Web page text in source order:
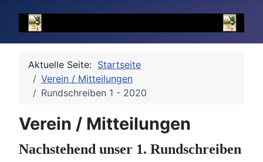
Aktuelle Seite: Startseite
Verein / Mitteilungen
Rundschreiben 1 - 2020
Verein / Mitteilungen
Nachstehend unser 1. Rundschreiben